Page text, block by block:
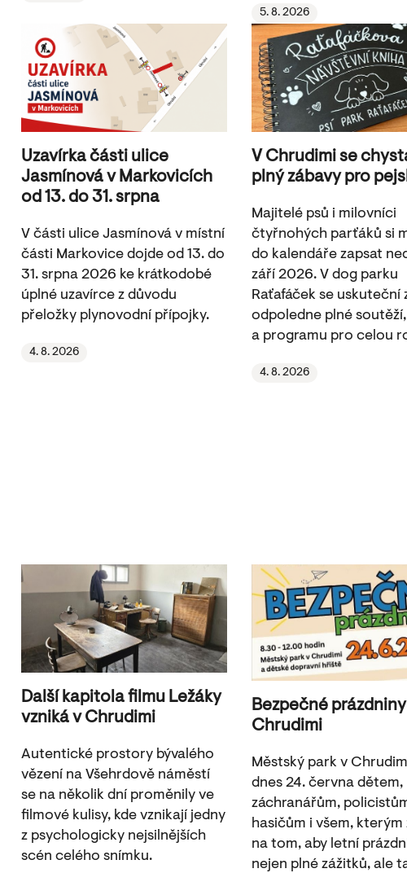
5. 8. 2026
Uzavírka části ulice
Jasmínová v Markovicích
od 13. do 31. srpna
V části ulice Jasmínová v místní
části Markovice dojde od 13. do
31. srpna 2026 ke krátkodobé
úplné uzavírce z důvodu
přeložky plynovodní přípojky.
4. 8. 2026
V Chrudimi se
plný zábavy pro
Majitelé psů i milovníci
čtyřnohých parťáků si
do kalendáře zapsat
září 2026. V dog parku
Raťafáček se uskuteční
odpoledne plné
a programu pro celou
4. 8. 2026
Další kapitola filmu Ležáky
vzniká v Chrudimi
Autentické prostory bývalého
vězení na Všehrdově náměstí
se na několik dní proměnily ve
filmové kulisy, kde vznikají jedny
z psychologicky nejsilnějších
scén celého snímku.
Bezpečné
Chrudimi
Městský park v
dnes 24. června dětem,
záchranářům,
hasičům i všem, kterým
na tom, aby letní
nejen plné zážitků, ale